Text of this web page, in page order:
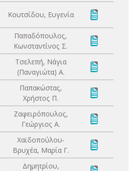
Κουτσίδου, Ευγενία
Παπαδόπουλος,
Κωνσταντίνος Σ.
Τσελεπή, Νάγια
(Παναγιώτα) Α.
Παπακώστας,
Χρήστος Π.
Ζαφειρόπουλος,
Γεώργιος Α.
Χαϊδοπούλου-
Βρυχέα, Μαρία Γ.
Δημητρίου,